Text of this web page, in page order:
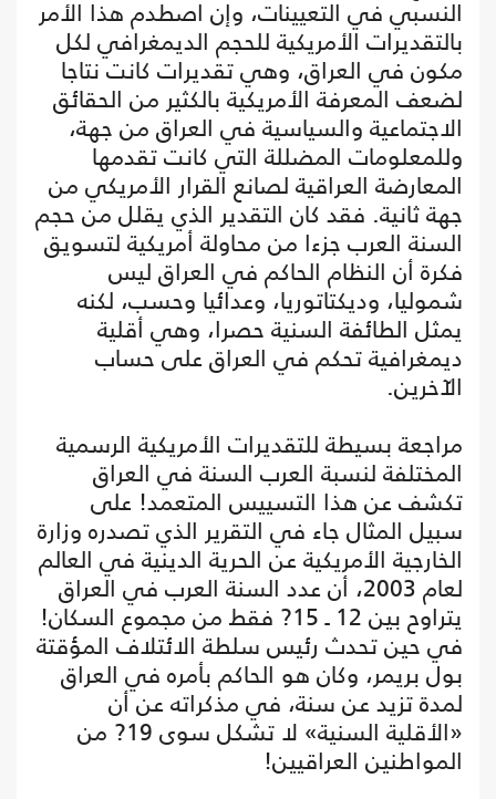
النسبي في التعيينات، وإن اصطدم هذا الأمر
بالتقديرات الأمريكية للحجم الديمغرافي لكل
مكون في العراق، وهي تقديرات كانت نتاجا
لضعف المعرفة الأمريكية بالكثير من الحقائق
الاجتماعية والسياسية في العراق من جهة،
وللمعلومات المضللة التي كانت تقدمها
المعارضة العراقية لصانع القرار الأمريكي من
جهة ثانية. فقد كان التقدير الذي يقلل من حجم
السنة العرب جزءا من محاولة أمريكية لتسويق
فكرة أن النظام الحاكم في العراق ليس
شموليا، وديكتاتوريا، وعدائيا وحسب، لكنه
يمثل الطائفة السنية حصرا، وهي أقلية
ديمغرافية تحكم في العراق على حساب
الآخرين.
مراجعة بسيطة للتقديرات الأمريكية الرسمية
المختلفة لنسبة العرب السنة في العراق
تكشف عن هذا التسييس المتعمد! على
سبيل المثال جاء في التقرير الذي تصدره وزارة
الخارجية الأمريكية عن الحرية الدينية في العالم
لعام 2003، أن عدد السنة العرب في العراق
يتراوح بين 12 ـ 15? فقط من مجموع السكان!
في حين تحدث رئيس سلطة الائتلاف المؤقتة
بول بريمر، وكان هو الحاكم بأمره في العراق
لمدة تزيد عن سنة، في مذكراته عن أن
«الأقلية السنية» لا تشكل سوى 19? من
المواطنين العراقيين!